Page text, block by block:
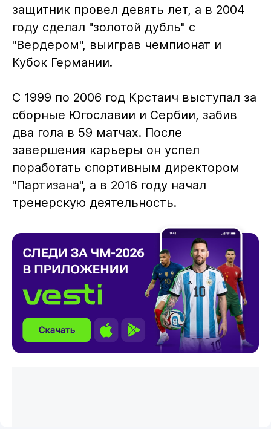
защитник провел девять лет, а в 2004
году сделал "золотой дубль" с
"Вердером", выиграв чемпионат и
Кубок Германии.
С 1999 по 2006 год Крстаич выступал за
сборные Югославии и Сербии, забив
два гола в 59 матчах. После
завершения карьеры он успел
поработать спортивным директором
"Партизана", а в 2016 году начал
тренерскую деятельность.